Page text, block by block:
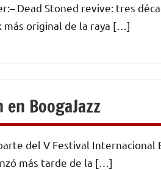
Dead Stoned revive: tres
más original de la raya […]
BoogaJazz
del V Festival Internacional
más tarde de la […]